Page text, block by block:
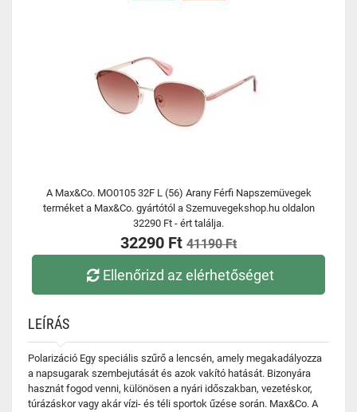
A Max&Co. MO0105 32F L (56) Arany Férfi Napszemüvegek
terméket a Max&Co. gyártótól a Szemuvegekshop.hu oldalon
32290 Ft - ért találja.
32290 Ft 41190 Ft
Ellenőrizd az elérhetőséget
LEÍRÁS
Polarizáció Egy speciális szűrő a lencsén, amely megakadályozza
a napsugarak szembejutását és azok vakító hatását. Bizonyára
hasznát fogod venni, különösen a nyári időszakban, vezetéskor,
túrázáskor vagy akár vízi- és téli sportok űzése során. Max&Co. A